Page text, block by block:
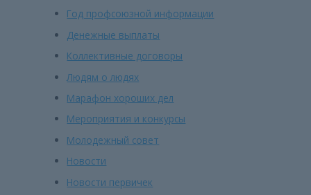
Год профсоюзной информации
Денежные выплаты
Коллективные договоры
Людям о людях
Марафон хороших дел
Мероприятия и конкурсы
Молодежный совет
Новости
Новости первичек